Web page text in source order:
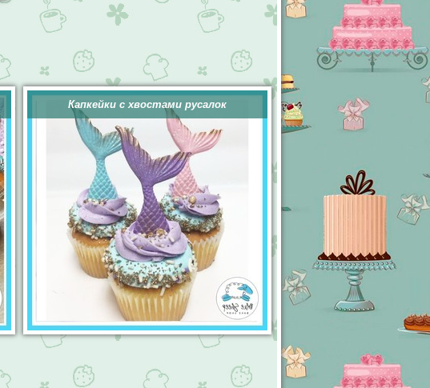
Капкейки с хвостами русалок